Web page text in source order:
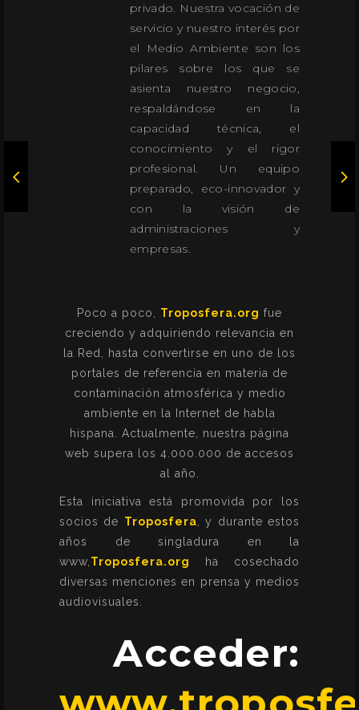
privado. Nuestra vocación de
servicio y nuestro interés por
el Medio Ambiente son los
pilares sobre los que se
asienta nuestro negocio,
respaldándose en la
capacidad técnica, el
conocimiento y el rigor
profesional. Un equipo
preparado, eco-innovador y
con la visión de
administraciones y
empresas.
Poco a poco, Troposfera.org fue
creciendo y adquiriendo relevancia en
la Red, hasta convertirse en uno de los
portales de referencia en materia de
contaminación atmosférica y medio
ambiente en la Internet de habla
hispana. Actualmente, nuestra página
web supera los 4.000.000 de accesos
al año.
Esta iniciativa está promovida por los
socios de Troposfera , y durante estos
años de singladura en la
www, Troposfera.org
ha cosechado
diversas menciones en prensa y medios
audiovisuales.
Acceder: